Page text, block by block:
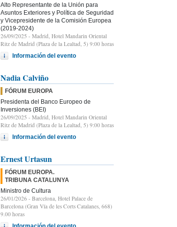
Alto Representante de la Unión para
Asuntos Exteriores y Política de Seguridad
y Vicepresidente de la Comisión Europea
(2019-2024)
26/09/2025 - Madrid, Hotel Mandarin Oriental
Ritz de Madrid (Plaza de la Lealtad, 5) 9:00 horas
Información del evento
Nadia Calviño
FÓRUM EUROPA
Presidenta del Banco Europeo de
Inversiones (BEI)
26/09/2025 - Madrid, Hotel Mandarin Oriental
Ritz de Madrid (Plaza de la Lealtad, 5) 9:00 horas
Información del evento
Ernest Urtasun
FÓRUM EUROPA.
TRIBUNA CATALUNYA
Ministro de Cultura
26/01/2026 - Barcelona, Hotel Palace de
Barcelona (Gran Vía de les Corts Catalanes, 668)
9.00 horas